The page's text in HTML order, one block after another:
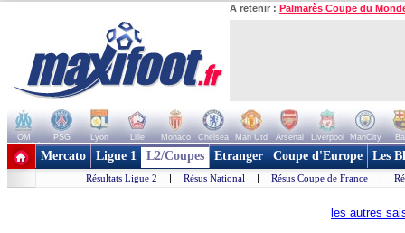
A retenir : Palmarès Coupe du
OM PSG Lyon Lille Monaco Chelsea Man Utd Arsenal Liverpool ManCity
+ de clubs
Mercato Ligue 1 L2/Coupes Etranger Coupe d'Europe Les
Résultats Ligue 2 | Résus National | Résus Coupe de France |
les autres